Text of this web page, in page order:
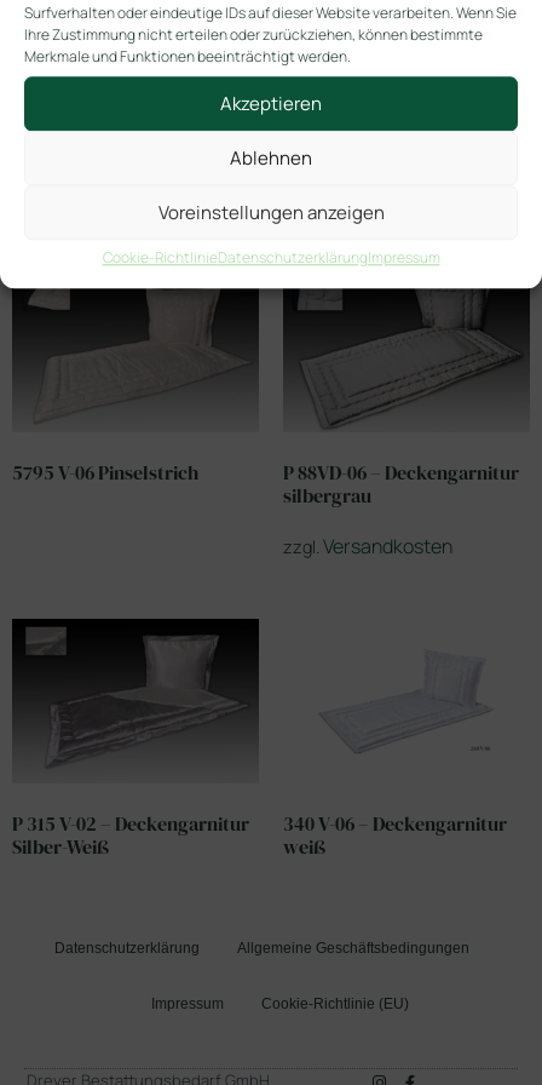
Surfverhalten oder eindeutige IDs auf dieser Website verarbeiten. Wenn Sie
Ihre Zustimmung nicht erteilen oder zurückziehen, können bestimmte
Merkmale und Funktionen beeinträchtigt werden.
Akzeptieren
Ablehnen
Voreinstellungen anzeigen
Cookie-RichtlinieDatenschutzerklärungImpressum
In den Warenkorb
Ähnliche Produkte
5795 V-06 Pinselstrich
P 88VD-06 – Deckengarnitur
silbergrau
zzgl. Versandkosten
P 315 V-02 – Deckengarnitur
Silber-Weiß
340 V-06 – Deckengarnitur
weiß
Datenschutzerklärung Allgemeine Geschäftsbedingungen
Impressum Cookie-Richtlinie (EU)
Dreyer Bestattungsbedarf GmbH